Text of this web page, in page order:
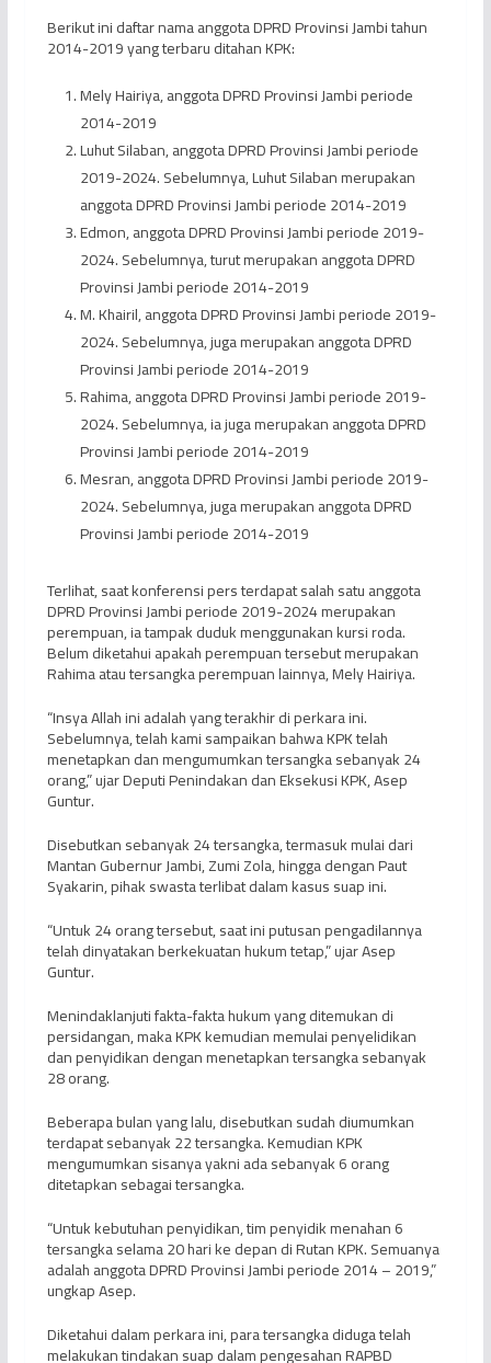
Berikut ini daftar nama anggota DPRD Provinsi Jambi tahun
2014-2019 yang terbaru ditahan KPK:
Mely Hairiya, anggota DPRD Provinsi Jambi periode
2014-2019
Luhut Silaban, anggota DPRD Provinsi Jambi periode
2019-2024. Sebelumnya, Luhut Silaban merupakan
anggota DPRD Provinsi Jambi periode 2014-2019
Edmon, anggota DPRD Provinsi Jambi periode 2019-
2024. Sebelumnya, turut merupakan anggota DPRD
Provinsi Jambi periode 2014-2019
M. Khairil, anggota DPRD Provinsi Jambi periode 2019-
2024. Sebelumnya, juga merupakan anggota DPRD
Provinsi Jambi periode 2014-2019
Rahima, anggota DPRD Provinsi Jambi periode 2019-
2024. Sebelumnya, ia juga merupakan anggota DPRD
Provinsi Jambi periode 2014-2019
Mesran, anggota DPRD Provinsi Jambi periode 2019-
2024. Sebelumnya, juga merupakan anggota DPRD
Provinsi Jambi periode 2014-2019
Terlihat, saat konferensi pers terdapat salah satu anggota
DPRD Provinsi Jambi periode 2019-2024 merupakan
perempuan, ia tampak duduk menggunakan kursi roda.
Belum diketahui apakah perempuan tersebut merupakan
Rahima atau tersangka perempuan lainnya, Mely Hairiya.
“Insya Allah ini adalah yang terakhir di perkara ini.
Sebelumnya, telah kami sampaikan bahwa KPK telah
menetapkan dan mengumumkan tersangka sebanyak 24
orang,” ujar Deputi Penindakan dan Eksekusi KPK, Asep
Guntur.
Disebutkan sebanyak 24 tersangka, termasuk mulai dari
Mantan Gubernur Jambi, Zumi Zola, hingga dengan Paut
Syakarin, pihak swasta terlibat dalam kasus suap ini.
“Untuk 24 orang tersebut, saat ini putusan pengadilannya
telah dinyatakan berkekuatan hukum tetap,” ujar Asep
Guntur.
Menindaklanjuti fakta-fakta hukum yang ditemukan di
persidangan, maka KPK kemudian memulai penyelidikan
dan penyidikan dengan menetapkan tersangka sebanyak
28 orang.
Beberapa bulan yang lalu, disebutkan sudah diumumkan
terdapat sebanyak 22 tersangka. Kemudian KPK
mengumumkan sisanya yakni ada sebanyak 6 orang
ditetapkan sebagai tersangka.
“Untuk kebutuhan penyidikan, tim penyidik menahan 6
tersangka selama 20 hari ke depan di Rutan KPK. Semuanya
adalah anggota DPRD Provinsi Jambi periode 2014 – 2019,”
ungkap Asep.
Diketahui dalam perkara ini, para tersangka diduga telah
melakukan tindakan suap dalam pengesahan RAPBD